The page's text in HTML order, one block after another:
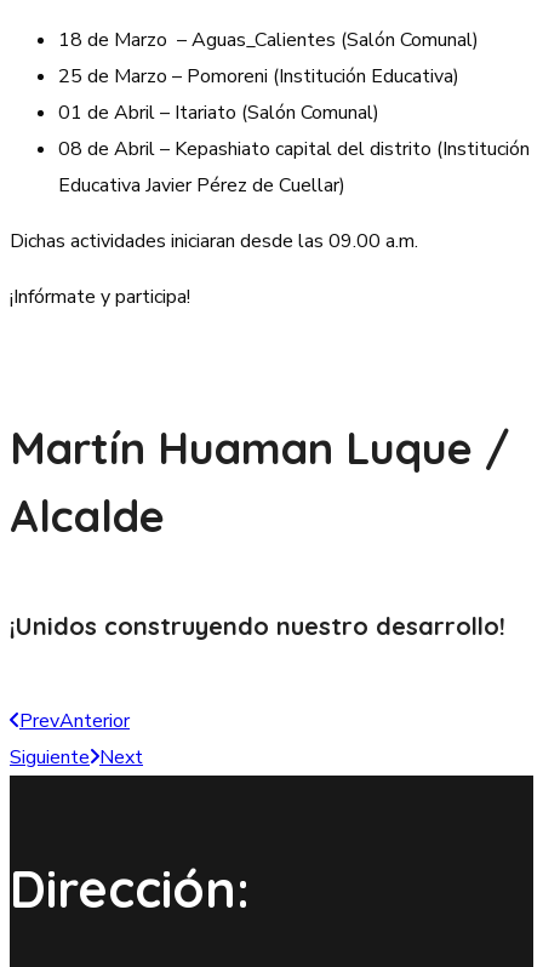
18 de Marzo – Aguas_Calientes (Salón Comunal)
25 de Marzo – Pomoreni (Institución Educativa)
01 de Abril – Itariato (Salón Comunal)
08 de Abril – Kepashiato capital del distrito (Institución
Educativa Javier Pérez de Cuellar)
Dichas actividades iniciaran desde las 09.00 a.m.
¡Infórmate y participa!
Martín Huaman Luque /
Alcalde
¡Unidos construyendo nuestro desarrollo!
PrevAnterior
Siguiente Next
Dirección: